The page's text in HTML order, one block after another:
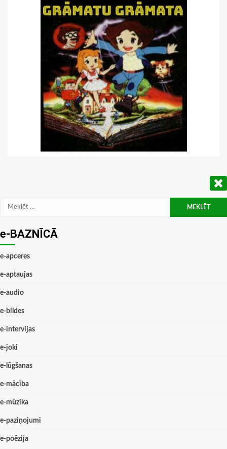
Meklēt:
e-BAZNĪCĀ
e-apceres
e-aptaujas
e-audio
e-bildes
e-intervijas
e-joki
e-lūgšanas
e-mācība
e-mūzika
e-paziņojumi
e-poēzija